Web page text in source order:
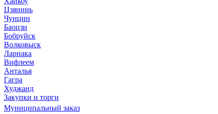
Цзянинь
Чунцин
Баоцзи
Бобруйск
Волковыск
Ларнака
Вифлеем
Анталья
Гагра
Худжанд
Закупки и торги
Муниципальный заказ